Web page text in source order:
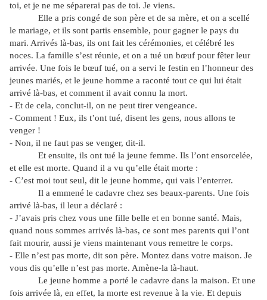
toi, et je ne me séparerai pas de toi. Je viens.
Elle a pris congé de son père et de sa mère, et on a scellé
le mariage, et ils sont partis ensemble, pour gagner le pays du
mari. Arrivés là-bas, ils ont fait les cérémonies, et célébré les
noces. La famille s’est réunie, et on a tué un bœuf pour fêter leur
arrivée. Une fois le bœuf tué, on a servi le festin en l’honneur des
jeunes mariés, et le jeune homme a raconté tout ce qui lui était
arrivé là-bas, et comment il avait connu la mort.
- Et de cela, conclut-il, on ne peut tirer vengeance.
- Comment ! Eux, ils t’ont tué, disent les gens, nous allons te
venger !
- Non, il ne faut pas se venger, dit-il.
Et ensuite, ils ont tué la jeune femme. Ils l’ont ensorcelée,
et elle est morte. Quand il a vu qu’elle était morte :
- C’est moi tout seul, dit le jeune homme, qui vais l’enterrer.
Il a emmené le cadavre chez ses beaux-parents. Une fois
arrivé là-bas, il leur a déclaré :
- J’avais pris chez vous une fille belle et en bonne santé. Mais,
quand nous sommes arrivés là-bas, ce sont mes parents qui l’ont
fait mourir, aussi je viens maintenant vous remettre le corps.
- Elle n’est pas morte, dit son père. Montez dans votre maison. Je
vous dis qu’elle n’est pas morte. Amène-la là-haut.
Le jeune homme a porté le cadavre dans la maison. Et une
fois arrivée là, en effet, la morte est revenue à la vie. Et depuis